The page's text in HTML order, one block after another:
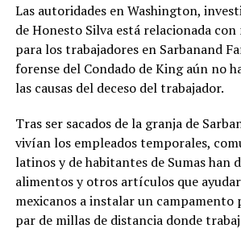
Las autoridades en Washington,
de Honesto Silva está relacionada
para los trabajadores en Sarbanand
forense del Condado de King aún no
las causas del deceso del trabajador.
Tras ser sacados de la granja de
vivían los empleados temporales,
latinos y de habitantes de Sumas han
alimentos y otros artículos que
mexicanos a instalar un campamento
par de millas de distancia donde